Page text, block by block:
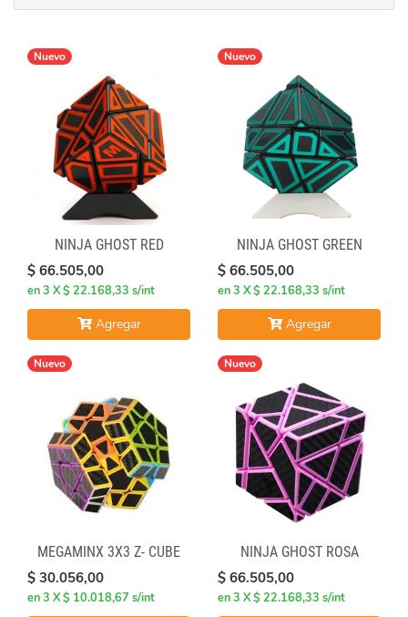
Nuevo
NINJA GHOST RED
$ 66.505,00
en 3 X $ 22.168,33 s/int
Agregar
Nuevo
NINJA GHOST GREEN
$ 66.505,00
en 3 X $ 22.168,33 s/int
Agregar
Nuevo
MEGAMINX 3X3 Z- CUBE
$ 30.056,00
en 3 X $ 10.018,67 s/int
Nuevo
NINJA GHOST ROSA
$ 66.505,00
en 3 X $ 22.168,33 s/int